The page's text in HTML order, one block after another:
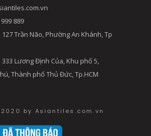
889
Trần Não, Phường An Khánh, Tp
Lương Định Của, Khu phố 5,
Thành phố Thủ Đức, Tp.HCM
by Asiantiles.com.vn